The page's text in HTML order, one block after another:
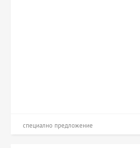
специално предложение